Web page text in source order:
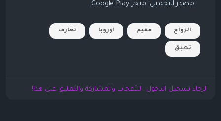
مصدر التحميل: متجر Google Play.
الزواج مقيم اوروبا تعارف
تطبق
الرجاء تسجيل الدخول , للأعجاب والمشاركة والتعليق على هذا!